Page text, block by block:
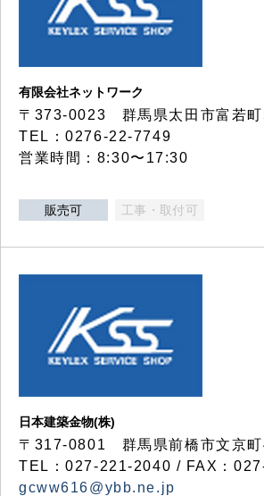
有限会社ネットワーク
〒373-0023 群馬県太田市富若
TEL：0276-22-7749
営業時間：8:30〜17:30
販売可 工事・取付可
日本建築金物(株)
〒317‐0801 群馬県前橋市文京
TEL：027-221-2040 / FAX：
gcww616@ybb.ne.jp